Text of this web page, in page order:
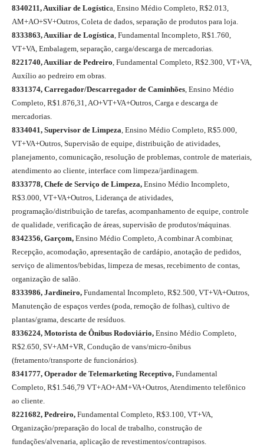
8340211, Auxiliar de Logística, Ensino Médio Completo, R$2.013,
AM+AO+SV+Outros, Coleta de dados, separação de produtos para loja.
8333863, Auxiliar de Logística, Fundamental Incompleto, R$1.760,
VT+VA, Embalagem, separação, carga/descarga de mercadorias.
8221740, Auxiliar de Pedreiro, Fundamental Completo, R$2.300, VT+VA,
Auxílio ao pedreiro em obras.
8331374, Carregador/Descarregador de Caminhões, Ensino Médio
Completo, R$1.876,31, AO+VT+VA+Outros, Carga e descarga de
mercadorias.
8334041, Supervisor de Limpeza, Ensino Médio Completo, R$5.000,
VT+VA+Outros, Supervisão de equipe, distribuição de atividades,
planejamento, comunicação, resolução de problemas, controle de materiais,
atendimento ao cliente, interface com limpeza/jardinagem.
8333778, Chefe de Serviço de Limpeza, Ensino Médio Incompleto,
R$3.000, VT+VA+Outros, Liderança de atividades,
programação/distribuição de tarefas, acompanhamento de equipe, controle
de qualidade, verificação de áreas, supervisão de produtos/máquinas.
8342356, Garçom, Ensino Médio Completo, A combinar A combinar,
Recepção, acomodação, apresentação de cardápio, anotação de pedidos,
serviço de alimentos/bebidas, limpeza de mesas, recebimento de contas,
organização de salão.
8333986, Jardineiro, Fundamental Incompleto, R$2.500, VT+VA+Outros,
Manutenção de espaços verdes (poda, remoção de folhas), cultivo de
plantas/grama, descarte de resíduos.
8336224, Motorista de Ônibus Rodoviário, Ensino Médio Completo,
R$2.650, SV+AM+VR, Condução de vans/micro-ônibus
(fretamento/transporte de funcionários).
8341777, Operador de Telemarketing Receptivo, Fundamental
Completo, R$1.546,79 VT+AO+AM+VA+Outros, Atendimento telefônico
ao cliente.
8221682, Pedreiro, Fundamental Completo, R$3.100, VT+VA,
Organização/preparação do local de trabalho, construção de
fundações/alvenaria, aplicação de revestimentos/contrapisos.